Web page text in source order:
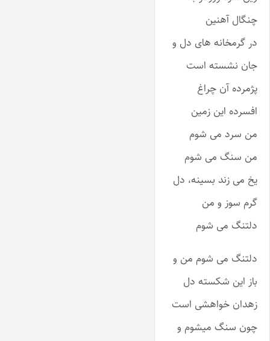
چنگال آهنین
در گرمخانه های دل و
جان نشسته است
پژمرده آن چراغ
افسرده این زمین
من سرد می شوم
من سنگ می شوم
یخ می زند بسینه، دل
گرم سوز و من
دلتنگ می شوم
دلتنگ می شوم من و
باز این شکسته دل
زهدان خواهشی است
چون سنگ میشوم و